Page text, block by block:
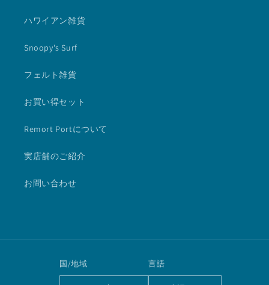
ハワイアン雑貨
Snoopy's Surf
フェルト雑貨
お買い得セット
Remort Portについて
実店舗のご紹介
お問い合わせ
国/地域 言語